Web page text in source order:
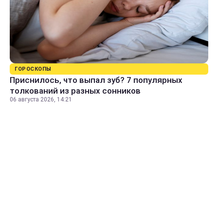
ГОРОСКОПЫ
Приснилось, что выпал зуб? 7 популярных
толкований из разных сонников
06 августа 2026, 14:21